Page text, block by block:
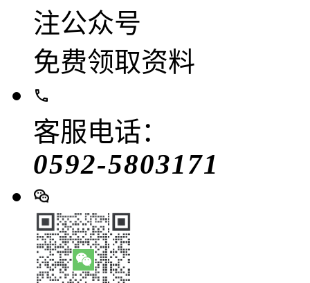
注公众号
免费领取资料
客服电话：
0592-5803171